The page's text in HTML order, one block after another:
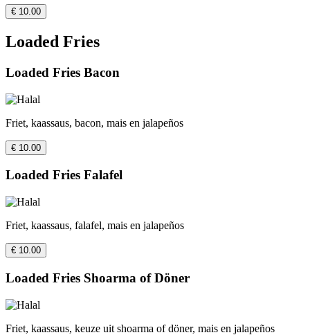
€ 10.00
Loaded Fries
Loaded Fries Bacon
Friet, kaassaus, bacon, mais en jalapeños
€ 10.00
Loaded Fries Falafel
Friet, kaassaus, falafel, mais en jalapeños
€ 10.00
Loaded Fries Shoarma of Döner
Friet, kaassaus, keuze uit shoarma of döner, mais en jalapeños